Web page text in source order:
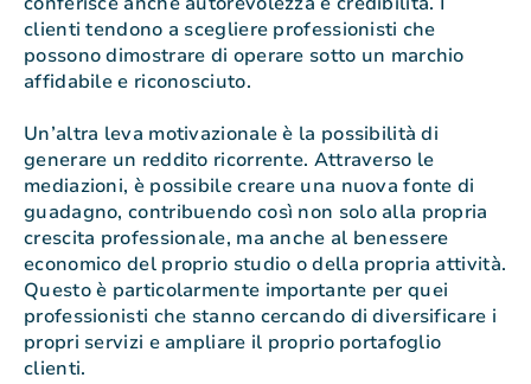
clienti tendono a scegliere professionisti che
possono dimostrare di operare sotto un marchio
affidabile e riconosciuto.
Un’altra leva motivazionale è la possibilità di
generare un reddito ricorrente. Attraverso le
mediazioni, è possibile creare una nuova fonte di
guadagno, contribuendo così non solo alla propria
crescita professionale, ma anche al benessere
economico del proprio studio o della propria attività.
Questo è particolarmente importante per quei
professionisti che stanno cercando di diversificare i
propri servizi e ampliare il proprio portafoglio
clienti.